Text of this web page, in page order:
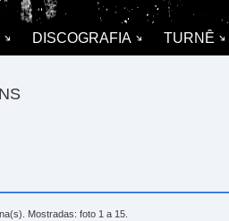
DISCOGRAFIA TURNÊ
Mostradas: foto 1 a 15.